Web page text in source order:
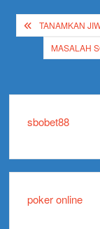
Post
navigation
TANAMKAN
MASALAH
sbobet88
poker online